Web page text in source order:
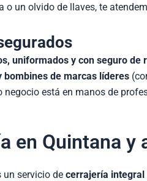
o un olvido de llaves, te
uniformados y con seguro de
bombines de marcas líderes
negocio está en manos de
en Quintana y
un servicio de cerrajería integral